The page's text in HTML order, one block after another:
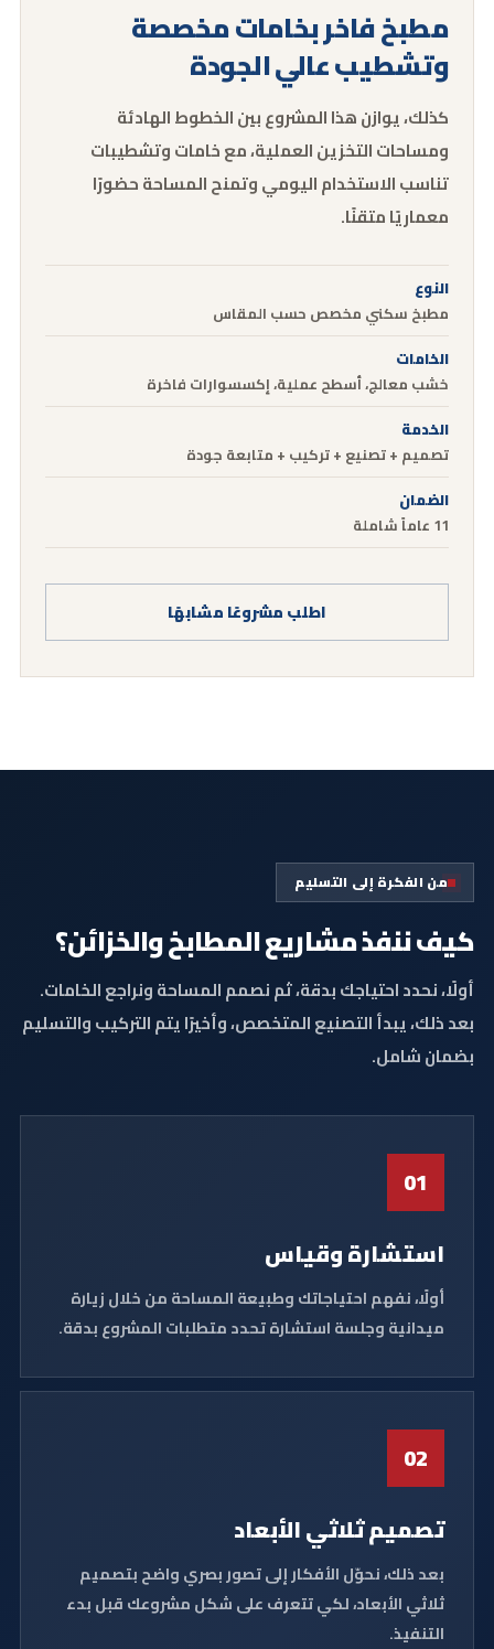
مطبخ فاخر بخامات مخصصة
وتشطيب عالي الجودة
كذلك، يوازن هذا المشروع بين الخطوط الهادئة
ومساحات التخزين العملية، مع خامات وتشطيبات
تناسب الاستخدام اليومي وتمنح المساحة حضورًا
معماريًا متقنًا.
النوع
مطبخ سكني مخصص حسب المقاس
الخامات
خشب معالج، أسطح عملية، إكسسوارات فاخرة
الخدمة
تصميم + تصنيع + تركيب + متابعة جودة
الضمان
11 عاماً شاملة
اطلب مشروعًا مشابهًا
من الفكرة إلى التسليم
كيف ننفذ مشاريع المطابخ والخزائن؟
أولًا، نحدد احتياجك بدقة، ثم نصمم المساحة ونراجع الخامات.
بعد ذلك، يبدأ التصنيع المتخصص، وأخيرًا يتم التركيب والتسليم
بضمان شامل.
01
استشارة وقياس
أولًا، نفهم احتياجاتك وطبيعة المساحة من خلال زيارة
ميدانية وجلسة استشارة تحدد متطلبات المشروع بدقة.
02
تصميم ثلاثي الأبعاد
بعد ذلك، نحوّل الأفكار إلى تصور بصري واضح بتصميم
ثلاثي الأبعاد، لكي تتعرف على شكل مشروعك قبل بدء
التنفيذ.